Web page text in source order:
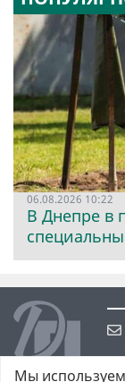
06.08.2026 10:22
В Днепре в
Мы